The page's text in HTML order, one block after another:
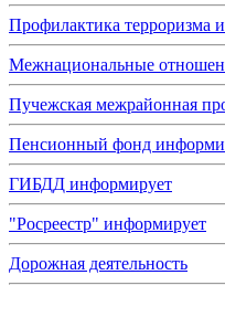
Профилактика терроризма
Межнациональные
Пучежская межрайонная
Пенсионный фонд
ГИБДД информирует
"Росреестр" информирует
Дорожная деятельность